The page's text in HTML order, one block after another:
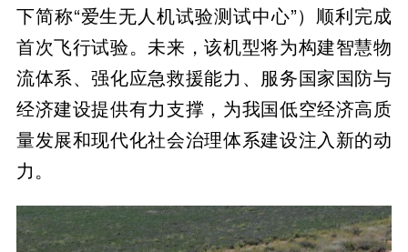
下简称“爱生无人机试验测试中心”）顺利完成
首次飞行试验。未来，该机型将为构建智慧物
流体系、强化应急救援能力、服务国家国防与
经济建设提供有力支撑，为我国低空经济高质
量发展和现代化社会治理体系建设注入新的动
力。